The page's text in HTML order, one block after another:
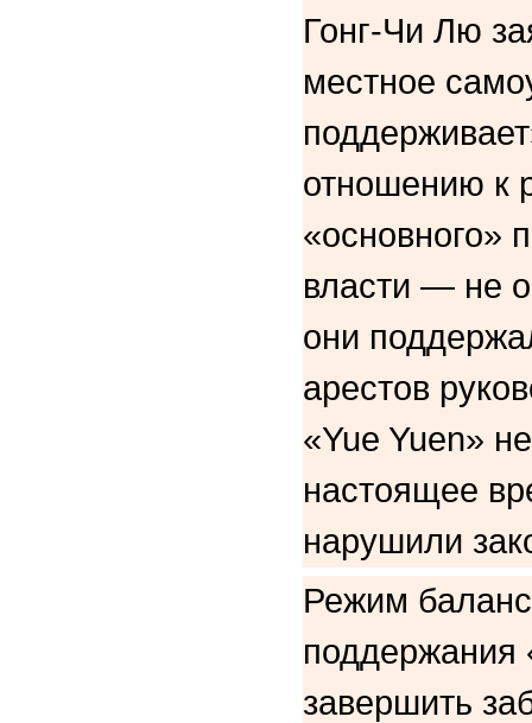
Гонг-Чи Лю
местное
отношению к
«основного»
власти — не
они
арестов
«Yue Yuen»
настоящее
нарушили
Режим
поддержания
завершить